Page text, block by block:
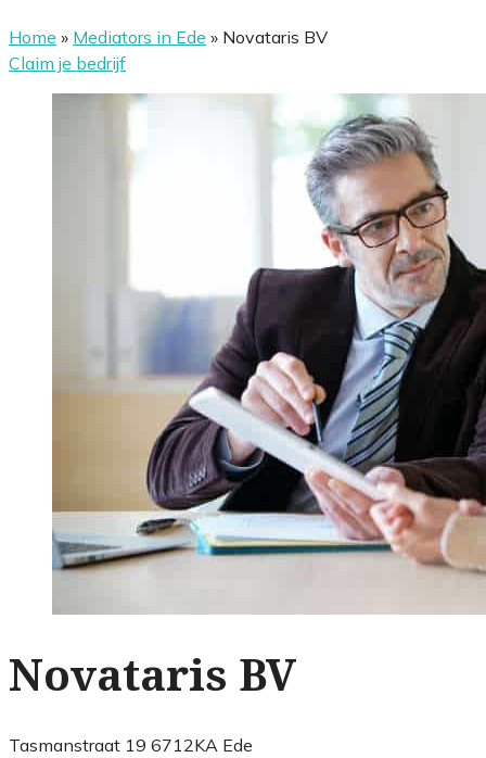
Home » Mediators in Ede » Novataris BV
Claim je bedrijf
Novataris BV
Tasmanstraat 19 6712KA Ede